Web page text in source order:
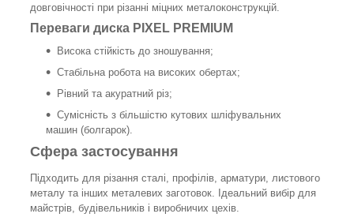
довговічності при різанні міцних металоконструкцій.
Переваги диска PIXEL PREMIUM
Висока стійкість до зношування;
Стабільна робота на високих обертах;
Рівний та акуратний різ;
Сумісність з більшістю кутових шліфувальних
машин (болгарок).
Сфера застосування
Підходить для різання сталі, профілів, арматури, листового
металу та інших металевих заготовок. Ідеальний вибір для
майстрів, будівельників і виробничих цехів.